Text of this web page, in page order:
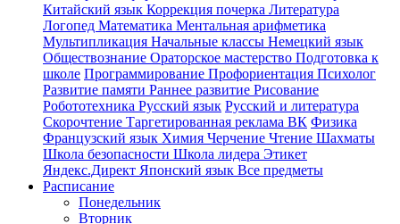
Китайский язык Коррекция почерка Литература
Логопед Математика Ментальная арифметика
Мультипликация Начальные классы Немецкий язык
Обществознание Ораторское мастерство Подготовка к
школе Программирование Профориентация Психолог
Развитие памяти Раннее развитие Рисование
Робототехника Русский язык Русский и литература
Скорочтение Таргетированная реклама ВК Физика
Французский язык Химия Черчение Чтение Шахматы
Школа безопасности Школа лидера Этикет
Яндекс.Директ Японский язык Все предметы
Расписание
Понедельник
Вторник